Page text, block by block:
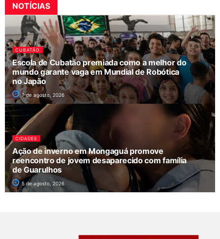
NOTÍCIAS
CUBATÃO
Escola de Cubatão premiada como a melhor do
mundo garante vaga em Mundial de Robótica
no Japão
7 de agosto, 2026
CIDADES
Ação de inverno em Mongaguá promove
reencontro de jovem desaparecido com família
de Guarulhos
5 de agosto, 2026